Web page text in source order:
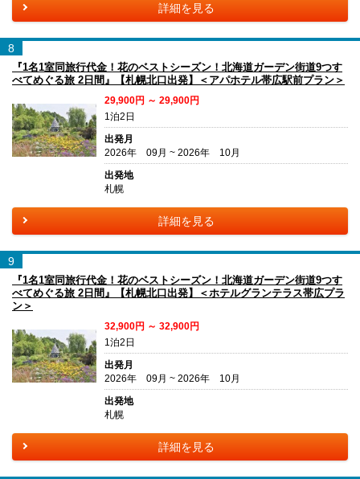
詳細を見る
8
『1名1室同旅行代金！花のベストシーズン！北海道ガーデン街道9つす
べてめぐる旅 2日間』【札幌北口出発】＜アパホテル帯広駅前プラン＞
29,900円 ～ 29,900円
1泊2日
出発月
2026年 09月 ~ 2026年 10月
出発地
札幌
詳細を見る
9
『1名1室同旅行代金！花のベストシーズン！北海道ガーデン街道9つす
べてめぐる旅 2日間』【札幌北口出発】＜ホテルグランテラス帯広プラ
ン＞
32,900円 ～ 32,900円
1泊2日
出発月
2026年 09月 ~ 2026年 10月
出発地
札幌
詳細を見る